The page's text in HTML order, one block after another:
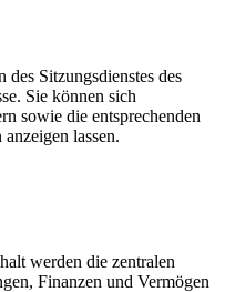
Sitzungsdienstes des
Sie können sich
sowie die entsprechenden
lassen.
werden die zentralen
Finanzen und Vermögen